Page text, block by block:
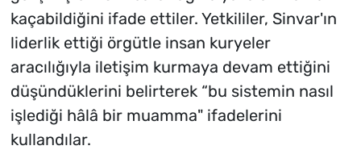
kaçabildiğini ifade ettiler. Yetkililer, Sinvar'ın
liderlik ettiği örgütle insan kuryeler
aracılığıyla iletişim kurmaya devam ettiğini
düşündüklerini belirterek “bu sistemin nasıl
işlediği hâlâ bir muamma" ifadelerini
kullandılar.